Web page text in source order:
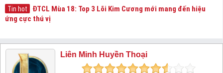
Tin hot
ĐTCL Mùa 18: Top 3 Lõi Kim Cương mới mang đến hiệu
ứng cực thú vị
Liên Minh Huyền Thoại